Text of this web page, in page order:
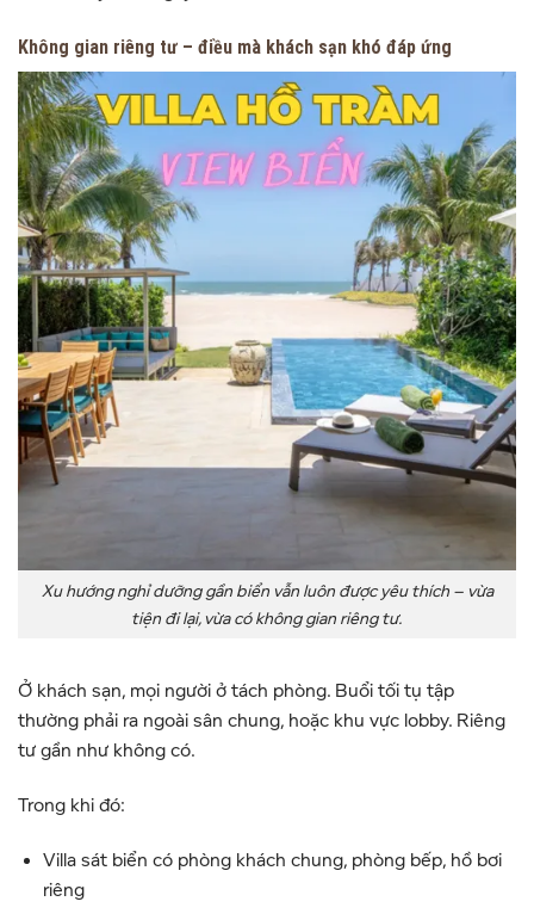
Không gian riêng tư – điều mà khách sạn khó đáp ứng
Xu hướng nghỉ dưỡng gần biển vẫn luôn được yêu thích – vừa
tiện đi lại, vừa có không gian riêng tư.
Ở khách sạn, mọi người ở tách phòng. Buổi tối tụ tập
thường phải ra ngoài sân chung, hoặc khu vực lobby. Riêng
tư gần như không có.
Trong khi đó:
Villa sát biển có phòng khách chung, phòng bếp, hồ bơi
riêng